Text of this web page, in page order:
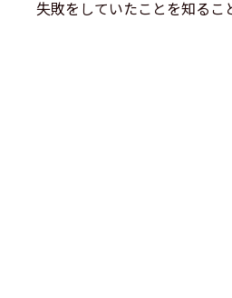
失敗をしていたことを知るこ